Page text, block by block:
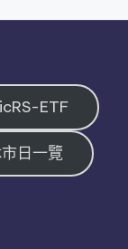
ETF
日一覽